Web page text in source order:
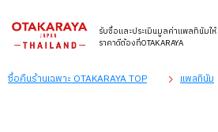
รับซื้อและประเมินมูลค่าแพลทินัมให้
ราคาดีต้องที่OTAKARAYA
ซื้อคืนร้านเฉพาะ OTAKARAYA TOP แพลทินัม